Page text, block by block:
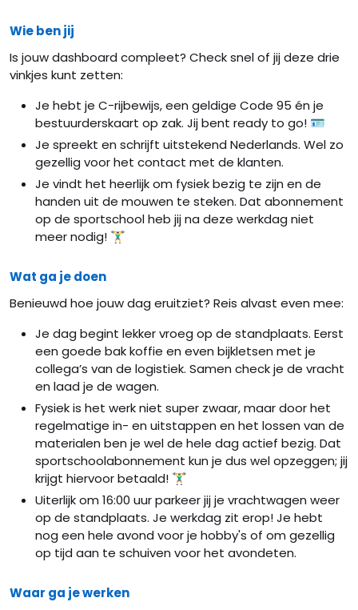
Wie ben jij
Is jouw dashboard compleet? Check snel of jij deze drie
vinkjes kunt zetten:
Je hebt je C-rijbewijs, een geldige Code 95 én je
bestuurderskaart op zak. Jij bent ready to go! 🪪
Je spreekt en schrijft uitstekend Nederlands. Wel zo
gezellig voor het contact met de klanten.
Je vindt het heerlijk om fysiek bezig te zijn en de
handen uit de mouwen te steken. Dat abonnement
op de sportschool heb jij na deze werkdag niet
meer nodig! 🏋️‍♂️
Wat ga je doen
Benieuwd hoe jouw dag eruitziet? Reis alvast even mee:
Je dag begint lekker vroeg op de standplaats. Eerst
een goede bak koffie en even bijkletsen met je
collega’s van de logistiek. Samen check je de vracht
en laad je de wagen.
Fysiek is het werk niet super zwaar, maar door het
regelmatige in- en uitstappen en het lossen van de
materialen ben je wel de hele dag actief bezig. Dat
sportschoolabonnement kun je dus wel opzeggen; jij
krijgt hiervoor betaald! 🏋️‍♂️
Uiterlijk om 16:00 uur parkeer jij je vrachtwagen weer
op de standplaats. Je werkdag zit erop! Je hebt
nog een hele avond voor je hobby's of om gezellig
op tijd aan te schuiven voor het avondeten.
Waar ga je werken